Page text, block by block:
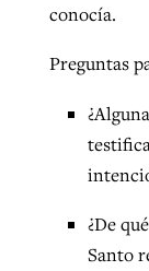
conocía.
Preguntas
¿De
Santo